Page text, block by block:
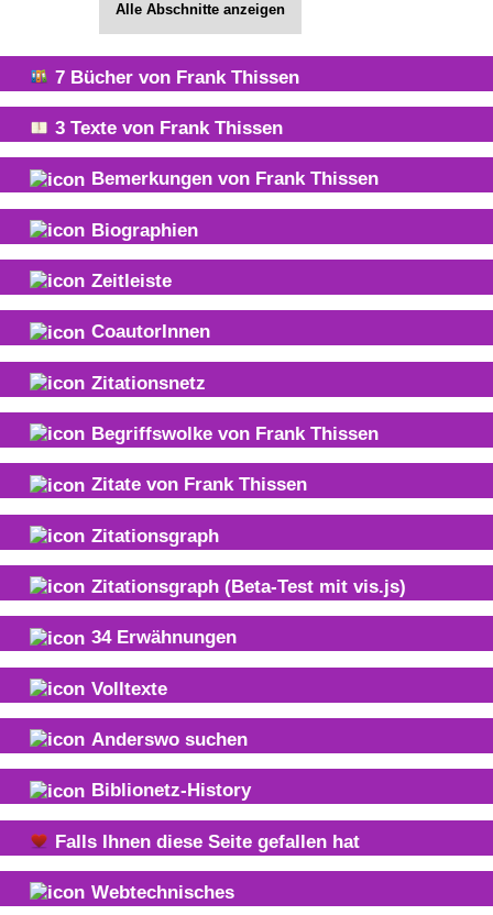
Alle Abschnitte anzeigen
7 Bücher von Frank Thissen
3Texte von Frank Thissen
Bemerkungen von Frank Thissen
Biographien
Zeitleiste
CoautorInnen
Zitationsnetz
Begriffswolke von Frank Thissen
Zitate von Frank Thissen
Zitationsgraph
Zitationsgraph (Beta-Test mit vis.js)
34 Erwähnungen
Volltexte
Anderswo suchen
Biblionetz-History
Falls Ihnen diese Seite gefallen hat
Webtechnisches